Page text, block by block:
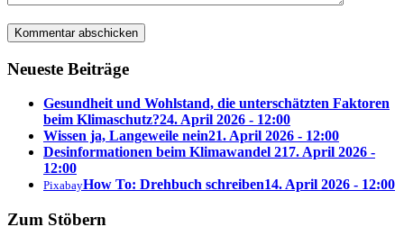
Neueste Beiträge
Gesundheit und Wohlstand, die unterschätzten Faktoren
beim Klimaschutz?24. April 2026 - 12:00
Wissen ja, Langeweile nein21. April 2026 - 12:00
Desinformationen beim Klimawandel 217. April 2026 -
12:00
PixabayHow To: Drehbuch schreiben14. April 2026 - 12:00
Zum Stöbern